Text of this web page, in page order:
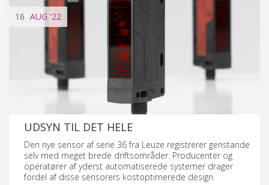
16 AUG '22
UDSYN TIL DET HELE
Den nye sensor af serie 36 fra Leuze registrerer genstande
selv med meget brede driftsområder. Producenter og
operatører af yderst automatiserede systemer drager
fordel af disse sensorers kostoptimerede design.